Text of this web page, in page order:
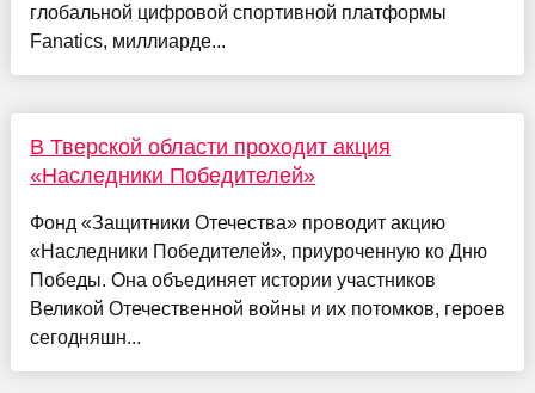
глобальной цифровой спортивной платформы
Fanatics, миллиарде...
В Тверской области проходит акция
«Наследники Победителей»
Фонд «Защитники Отечества» проводит акцию
«Наследники Победителей», приуроченную ко Дню
Победы. Она объединяет истории участников
Великой Отечественной войны и их потомков, героев
сегодняшн...